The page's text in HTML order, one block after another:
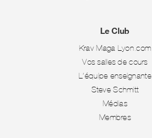
Le Club
Krav Maga Lyon.com
Vos salles de cours
L’équipe enseignante
Steve Schmitt
Médias
Membres